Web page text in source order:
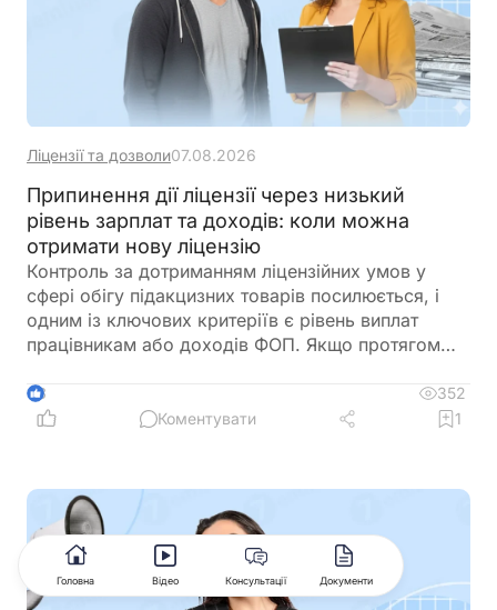
Ліцензії та дозволи07.08.2026
Припинення дії ліцензії через низький
рівень зарплат та доходів: коли можна
отримати нову ліцензію
Контроль за дотриманням ліцензійних умов у
сфері обігу підакцизних товарів посилюється, і
одним із ключових критеріїв є рівень виплат
працівникам або доходів ФОП. Якщо протягом
відповідають встановленим вимогам, ДПС має
підстави припинити дію ліцензії. Важливо, що такі
Водночас після усунення недоліків бізнес може
оперативно подати заяву та отримати нову
ліцензію
3
352
Коментувати
1
Головна Відео Консультації Документи